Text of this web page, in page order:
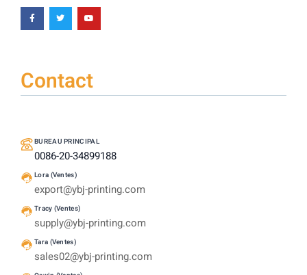
Contact
BUREAU PRINCIPAL
0086-20-34899188
Lora (Ventes)
export@ybj-printing.com
Tracy (Ventes)
supply@ybj-printing.com
Tara (Ventes)
sales02@ybj-printing.com